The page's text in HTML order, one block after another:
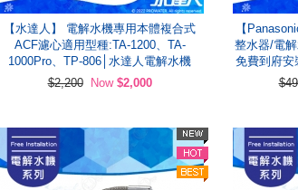
【水達人】 電解水機專用本體複合式
ACF濾心適用型種:TA-1200、TA-
1000Pro、TP-806│水達人電解水機
$2,200
Now $2,000
【
整水器/電
免費到府